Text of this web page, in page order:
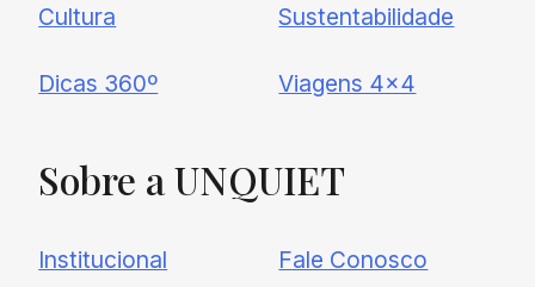
Cultura
Dicas 360º
Sustentabilidade
Viagens 4×4
Sobre a UNQUIET
Institucional Fale Conosco